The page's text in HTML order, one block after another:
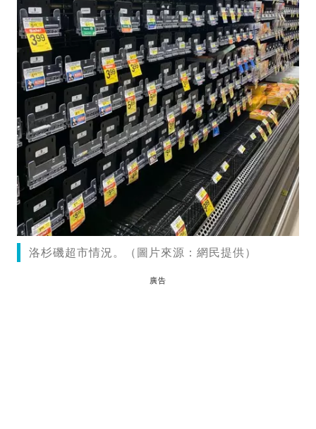
洛杉磯超市情況。（圖片來源：網民提供）
廣告